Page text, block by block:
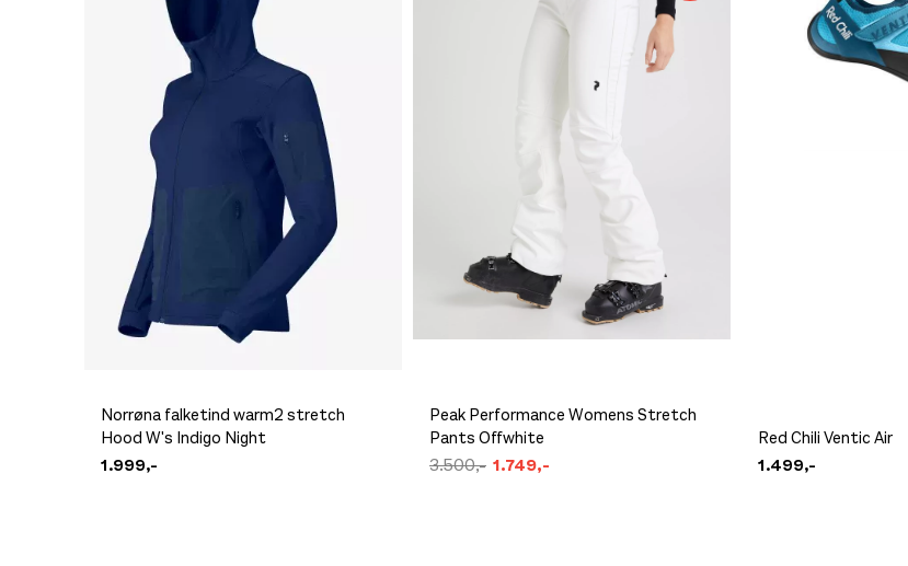
Conte of Florence Denali Fleece Headband Black
Norrøna falketind warm2 stretch
Hood W's Indigo Night
1.999,-
Peak Performance Womens Stretch
Pants Offwhite
3.500,- 1.749,-
Red Chili Ventic Air
1.499,-